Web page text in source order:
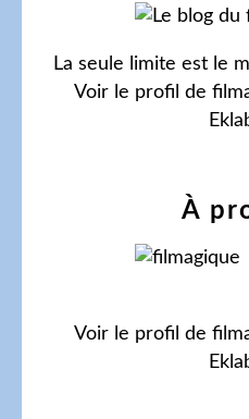
La seule limite est le
Voir le profil de
À
Voir le profil de